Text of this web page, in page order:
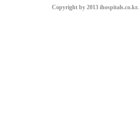
Copyright by 2013 ihospitals.co.kr.